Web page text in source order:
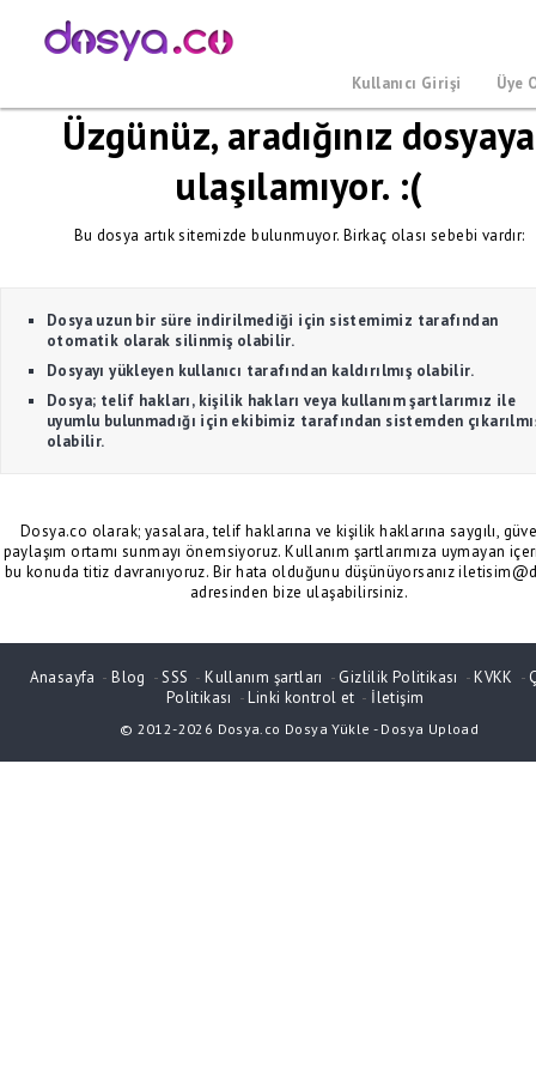
Kullanıcı Girişi Üye
Üzgünüz, aradığınız dosyaya
ulaşılamıyor. :(
Bu dosya artık sitemizde bulunmuyor. Birkaç olası sebebi vardır:
Dosya uzun bir süre indirilmediği için sistemimiz tarafından
otomatik olarak silinmiş olabilir.
Dosyayı yükleyen kullanıcı tarafından kaldırılmış olabilir.
Dosya; telif hakları, kişilik hakları veya kullanım şartlarımız ile
uyumlu bulunmadığı için ekibimiz tarafından sistemden
olabilir.
Dosya.co olarak; yasalara, telif haklarına ve kişilik haklarına saygılı,
paylaşım ortamı sunmayı önemsiyoruz. Kullanım şartlarımıza uymayan
bu konuda titiz davranıyoruz. Bir hata olduğunu düşünüyorsanız
adresinden bize ulaşabilirsiniz.
Anasayfa -Blog -SSS -Kullanım şartları - Gizlilik Politikası -KVKK -
Politikası -Linki kontrol et - İletişim
© 2012-2026 Dosya.co Dosya Yükle - Dosya Upload